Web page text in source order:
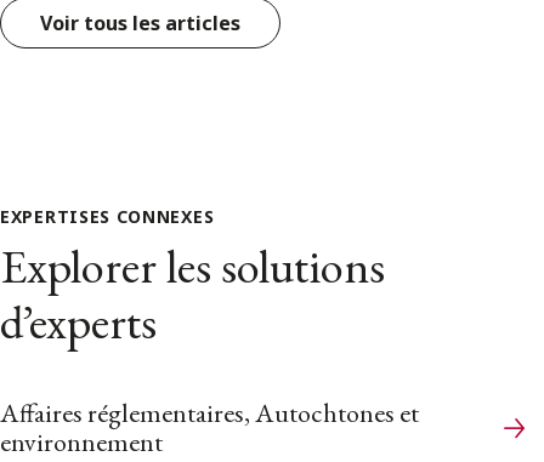
Voir tous les articles
EXPERTISES CONNEXES
Explorer les solutions
d’experts
Affaires réglementaires, Autochtones et
environnement